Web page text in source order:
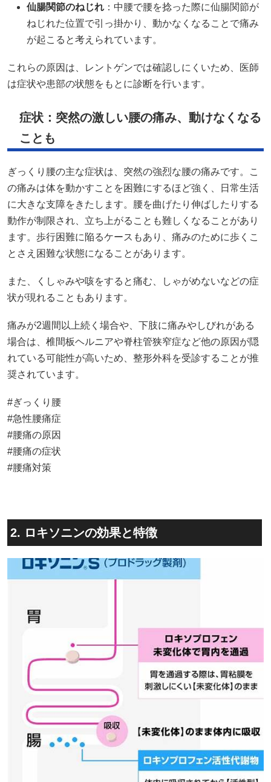
仙腸関節のねじれ ：​中腰で腰を捻った際に仙腸関節が
ねじれた位置で引っ掛かり、動かなくなることで痛み
が起こると考えられています。
これらの原因は、レントゲンでは確認しにくいため、医師
は症状や患部の状態をもとに診断を行います。
症状：突然の激しい腰の痛み、動けなくなる
ことも
ぎっくり腰の主な症状は、突然の強烈な腰の痛みです。​こ
の痛みは体を動かすことを困難にするほど強く、日常生活
に大きな支障をきたします。​腰を曲げたり伸ばしたりする
動作が制限され、立ち上がることも難しくなることがあり
ます。​歩行困難に陥るケースもあり、痛みのために歩くこ
とさえ困難な状態になることがあります。
また、くしゃみや咳をすると痛む、しゃがめないなどの症
状が現れることもあります。
痛みが2週間以上続く場合や、下肢に痛みやしびれがある
場合は、椎間板ヘルニアや脊柱管狭窄症など他の原因が隠
れている可能性が高いため、整形外科を受診することが推
奨されています。
#ぎっくり腰
#急性腰痛症
#腰痛の原因
#腰痛の症状
#腰痛対策
2. ロキソニンの効果と特徴